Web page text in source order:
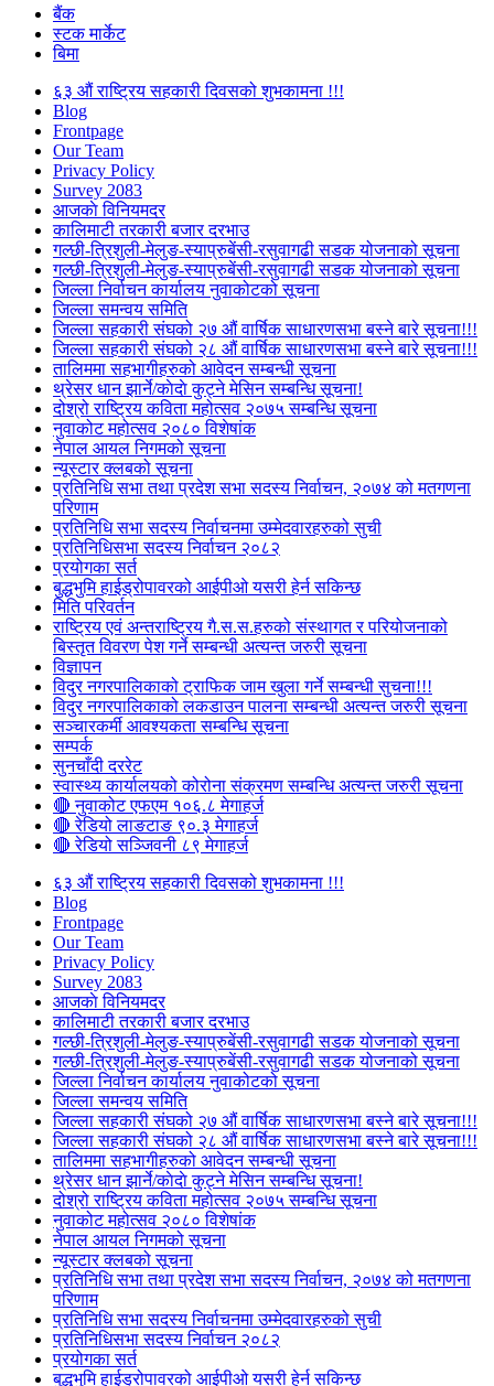
बैंक
स्टक मार्केट
बिमा
६३ औं राष्ट्रिय सहकारी दिवसको शुभकामना !!!
Blog
Frontpage
Our Team
Privacy Policy
Survey 2083
आजकाे विनियमदर
कालिमाटी तरकारी बजार दरभाउ
गल्छी-त्रिशुली-मेलुङ-स्याप्रुबेंसी-रसुवागढी सडक योजनाको सूचना
गल्छी-त्रिशुली-मेलुङ-स्याप्रुबेंसी-रसुवागढी सडक योजनाको सूचना
जिल्ला निर्वाचन कार्यालय नुवाकोटको सूचना
जिल्ला समन्वय समिति
जिल्ला सहकारी संघको २७ औं वार्षिक साधारणसभा बस्ने बारे सूचना!!!
जिल्ला सहकारी संघको २८ औं वार्षिक साधारणसभा बस्ने बारे सूचना!!!
तालिममा सहभागीहरुको आवेदन सम्बन्धी सूचना
थ्रेसर धान झार्ने/काेदाे कुट्ने मेसिन सम्बन्धि सूचना!
दोश्रो राष्ट्रिय कविता महोत्सव २०७५ सम्बन्धि सूचना
नुवाकोट महोत्सव २०८० विशेषांक
नेपाल आयल निगमको सूचना
न्यूस्टार क्लबको सूचना
प्रतिनिधि सभा तथा प्रदेश सभा सदस्य निर्वाचन, २०७४ को मतगणना
परिणाम
प्रतिनिधि सभा सदस्य निर्वाचनमा उम्मेदवारहरुको सुची
प्रतिनिधिसभा सदस्य निर्वाचन २०८२
प्रयोगका सर्त
बुद्धभुमि हाईड्रोपावरको आईपीओ यसरी हेर्न सकिन्छ
मिति परिवर्तन
राष्ट्रिय एवं अन्तराष्ट्रिय गै.स.स.हरुको संस्थागत र परियोजनाको
बिस्तृत विवरण पेश गर्ने सम्बन्धी अत्यन्त जरुरी सूचना
विज्ञापन
विदुर नगरपालिकाको ट्राफिक जाम खुला गर्ने सम्बन्धी सुचना!!!
विदुर नगरपालिकाको लकडाउन पालना सम्बन्धी अत्यन्त जरुरी सूचना
सञ्चारकर्मी आवश्यकता सम्बन्धि सूचना
सम्पर्क
सुनचाँदी दररेट
स्वास्थ्य कार्यालयको कोरोना संक्रमण सम्बन्धि अत्यन्त जरुरी सूचना
🔴 नुवाकोट एफएम १०६.८ मेगाहर्ज
🔴 रेडियो लाङटाङ ९०.३ मेगाहर्ज
🔴 रेडियो सञ्जिवनी ८९ मेगाहर्ज
६३ औं राष्ट्रिय सहकारी दिवसको शुभकामना !!!
Blog
Frontpage
Our Team
Privacy Policy
Survey 2083
आजकाे विनियमदर
कालिमाटी तरकारी बजार दरभाउ
गल्छी-त्रिशुली-मेलुङ-स्याप्रुबेंसी-रसुवागढी सडक योजनाको सूचना
गल्छी-त्रिशुली-मेलुङ-स्याप्रुबेंसी-रसुवागढी सडक योजनाको सूचना
जिल्ला निर्वाचन कार्यालय नुवाकोटको सूचना
जिल्ला समन्वय समिति
जिल्ला सहकारी संघको २७ औं वार्षिक साधारणसभा बस्ने बारे सूचना!!!
जिल्ला सहकारी संघको २८ औं वार्षिक साधारणसभा बस्ने बारे सूचना!!!
तालिममा सहभागीहरुको आवेदन सम्बन्धी सूचना
थ्रेसर धान झार्ने/काेदाे कुट्ने मेसिन सम्बन्धि सूचना!
दोश्रो राष्ट्रिय कविता महोत्सव २०७५ सम्बन्धि सूचना
नुवाकोट महोत्सव २०८० विशेषांक
नेपाल आयल निगमको सूचना
न्यूस्टार क्लबको सूचना
प्रतिनिधि सभा तथा प्रदेश सभा सदस्य निर्वाचन, २०७४ को मतगणना
परिणाम
प्रतिनिधि सभा सदस्य निर्वाचनमा उम्मेदवारहरुको सुची
प्रतिनिधिसभा सदस्य निर्वाचन २०८२
प्रयोगका सर्त
बुद्धभुमि हाईड्रोपावरको आईपीओ यसरी हेर्न सकिन्छ